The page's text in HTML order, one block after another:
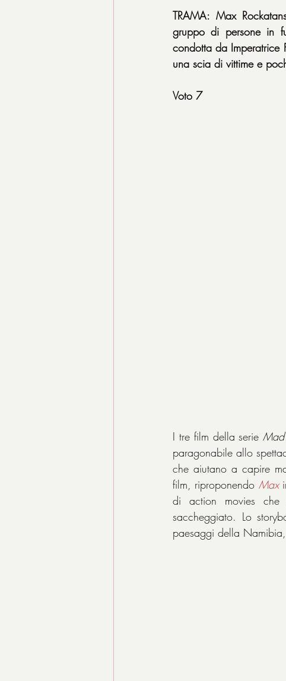
TRAMA: Max
gruppo di persone in
condotta da Imperatrice
una scia di vittime e
Voto 7
I tre film della serie
paragonabile allo
che aiutano a capire
film, riproponendo Max
di action movies che
saccheggiato. Lo
paesaggi della